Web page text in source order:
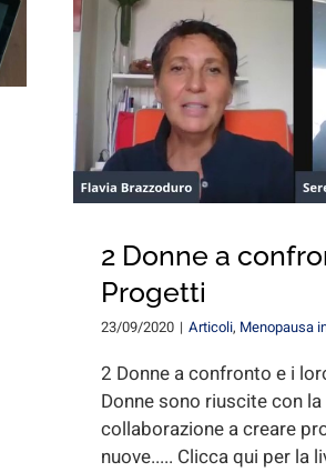
2 Donne a
Progetti
23/09/2020 | Articoli, Menopausa
2 Donne a confronto e i
Donne sono riuscite con la
collaborazione a creare
nuove..... Clicca qui per la